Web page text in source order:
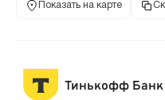
Показать на карте
Тинькофф Банк